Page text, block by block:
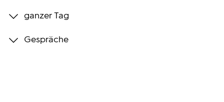
ganzer Tag
Gespräche